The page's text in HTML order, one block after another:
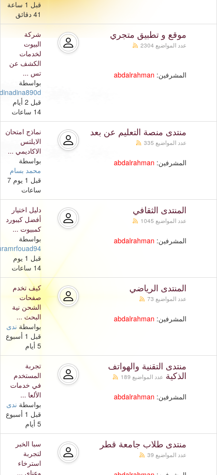
قبل 1 ساعة
41 دقائق
موقع و تطبيق متجري
عدد المواضيع 2304
المشرفين: abdalrahman
شركة
البيوت
لخدمات
الكشف عن
تس ...
بواسطة
dinadina890d
قبل 2 أيام
14 ساعات
منتدى منصة التعليم عن بعد
عدد المواضيع 335
المشرفين: abdalrahman
نماذج امتحان
الايلتس
الاكاديمي ...
بواسطة
محمد بسام
قبل 1 يوم 7
ساعات
المنتدى الثقافي
عدد المواضيع 1045
المشرفين: abdalrahman
دليل اختيار
أفضل كيبورد
كمبيوت ...
بواسطة
قبل 1 يوم
14 ساعات
المنتدى الرياضي
عدد المواضيع 73
المشرفين: abdalrahman
كيف تخدم
صفحات
الشحن نية
البحث ...
بواسطة ندى
قبل 1 أسبوع
5 أيام
منتدى التقنية والهواتف
الذكية عدد المواضيع 189
المشرفين: abdalrahman
تجربة
المستخدم
في خدمات
الألعا ...
بواسطة ندى
قبل 1 أسبوع
5 أيام
منتدى طلاب جامعة قطر
عدد المواضيع 39
سبا الخبر
لتجربة
استرخاء
وعناي ...